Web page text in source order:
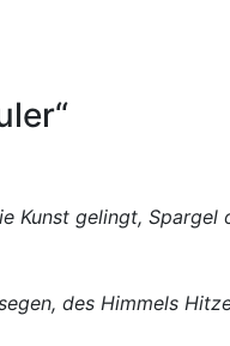
Kunst gelingt,
des Himmels